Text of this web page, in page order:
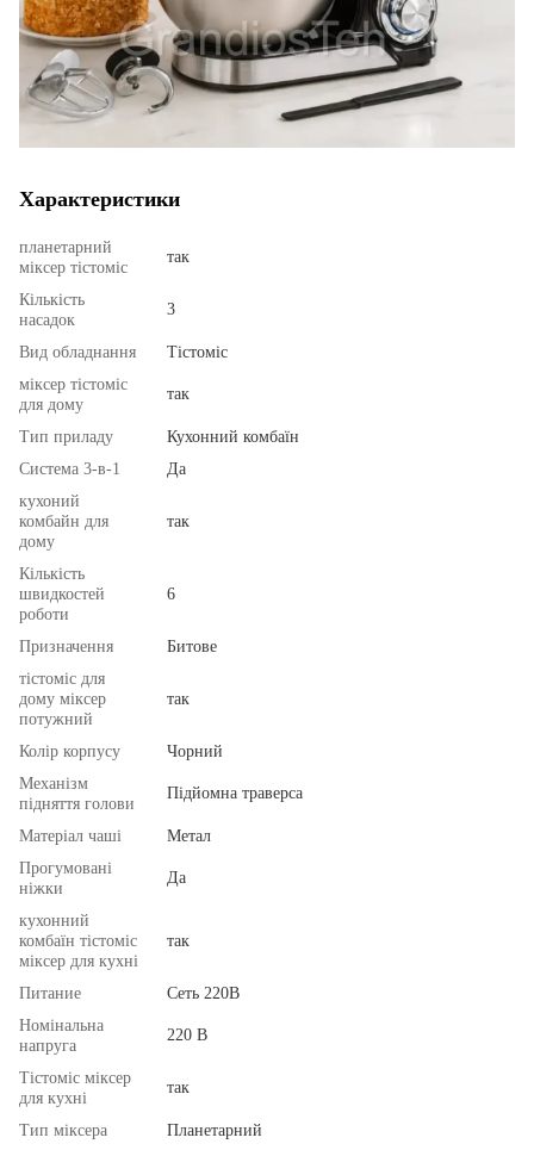
Характеристики
планетарний
міксер тістоміс
так
Кількість
насадок
3
Вид обладнання
Тістоміс
міксер тістоміс
для дому
так
Тип приладу
Кухонний комбаїн
Система 3-в-1
Да
кухоний
комбайн для
дому
так
Кількість
швидкостей
роботи
6
Призначення
Битове
тістоміс для
дому міксер
потужний
так
Колір корпусу
Чорний
Механізм
підняття голови
Підйомна траверса
Матеріал чаші
Метал
Прогумовані
ніжки
Да
кухонний
комбаїн тістоміс
міксер для кухні
так
Питание
Сеть 220В
Номінальна
напруга
220 В
Тістоміс міксер
для кухні
так
Тип міксера
Планетарний